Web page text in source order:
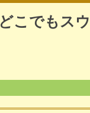
どこでもス